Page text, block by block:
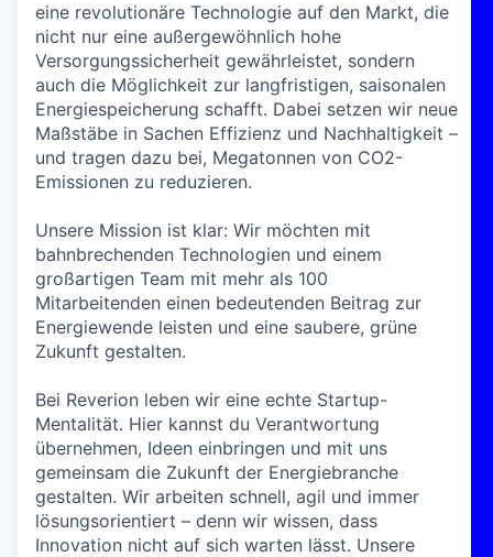
eine revolutionäre Technologie auf den Markt, die
nicht nur eine außergewöhnlich hohe
Versorgungssicherheit gewährleistet, sondern
auch die Möglichkeit zur langfristigen, saisonalen
Energiespeicherung schafft. Dabei setzen wir neue
Maßstäbe in Sachen Effizienz und Nachhaltigkeit –
und tragen dazu bei, Megatonnen von CO2-
Emissionen zu reduzieren.
Unsere Mission ist klar: Wir möchten mit
bahnbrechenden Technologien und einem
großartigen Team mit mehr als 100
Mitarbeitenden einen bedeutenden Beitrag zur
Energiewende leisten und eine saubere, grüne
Zukunft gestalten.
Bei Reverion leben wir eine echte Startup-
Mentalität. Hier kannst du Verantwortung
übernehmen, Ideen einbringen und mit uns
gemeinsam die Zukunft der Energiebranche
gestalten. Wir arbeiten schnell, agil und immer
lösungsorientiert – denn wir wissen, dass
Innovation nicht auf sich warten lässt. Unsere